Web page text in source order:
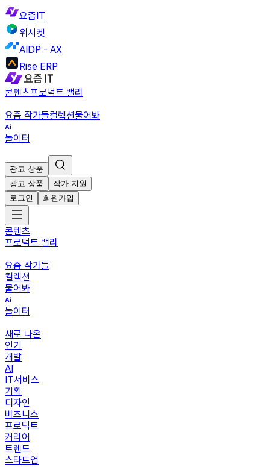
요즘IT
위시켓
AIDP - AX
Rise ERP
콘텐츠프로덕트 밸리
요즘 작가들컬렉션물어봐
놀이터
광고 상품
광고 상품
작가 지원
로그인
회원가입
콘텐츠
프로덕트 밸리
요즘 작가들
컬렉션
물어봐
놀이터
새로 나온
인기
개발
AI
IT서비스
기획
디자인
비즈니스
프로덕트
커리어
트렌드
스타트업